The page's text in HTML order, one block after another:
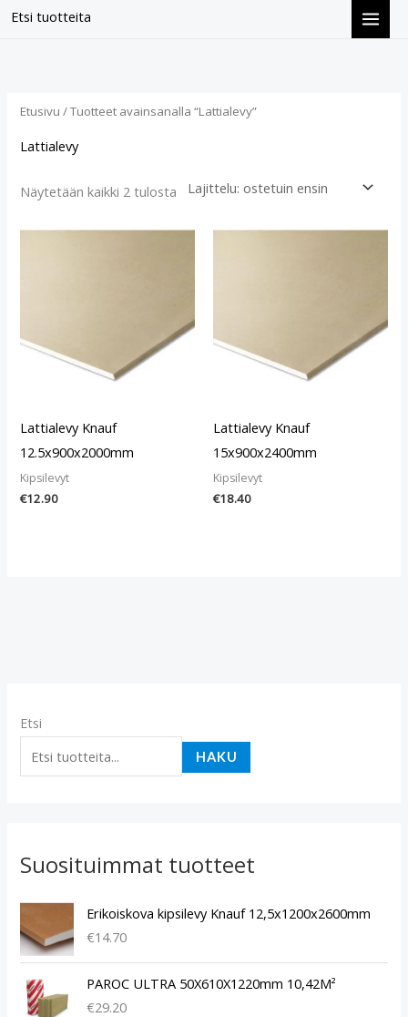
Etsi tuotteita
Siirry
Etsi
HAKU
Suosituimmat tuotteet
Erikoiskova kipsilevy Knauf 12,5x1200x2600mm
€14.70
PAROC ULTRA 50X610X1220mm 10,42M²
€29.20
Etusivu / Tuotteet avainsanalla “Lattialevy”
Lattialevy
Näytetään kaikki 2 tulosta
Lattialevy Knauf
12.5x900x2000mm
Kipsilevyt
€12.90
Lattialevy Knauf
15x900x2400mm
Kipsilevyt
€18.40